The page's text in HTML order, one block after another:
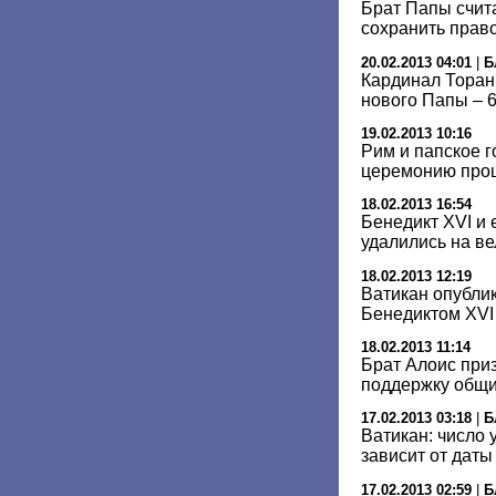
Брат Папы
сохранить
20.02.2013 04:01 |
Кардинал
нового Папы –
19.02.2013 10:16
Рим и папское
церемонию
18.02.2013 16:54
Бенедикт XVI и
удалились на
18.02.2013 12:19
Ватикан
Бенедиктом XVI
18.02.2013 11:14
Брат Алоис
поддержку
17.02.2013 03:18
Ватикан: число
зависит от
17.02.2013 02:59 |